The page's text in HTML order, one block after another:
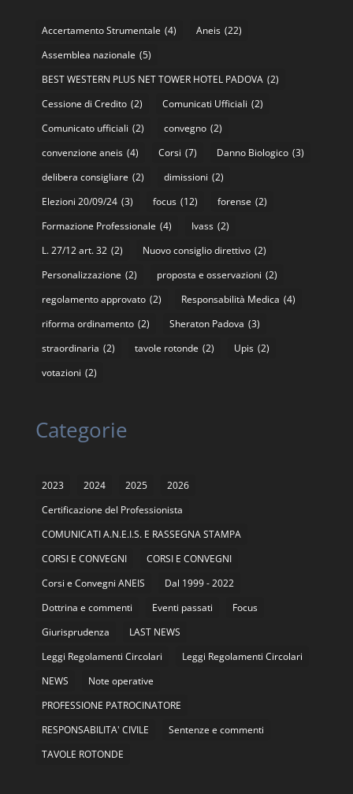
Accertamento Strumentale (4) Aneis (22)
Assemblea nazionale (5)
BEST WESTERN PLUS NET TOWER HOTEL PADOVA (2)
Cessione di Credito (2) Comunicati Ufficiali (2)
Comunicato ufficiali (2) convegno (2)
convenzione aneis (4) Corsi (7) Danno Biologico (3)
delibera consigliare (2) dimissioni (2)
Elezioni 20/09/24 (3) focus (12) forense (2)
Formazione Professionale (4) Ivass (2)
L. 27/12 art. 32 (2) Nuovo consiglio direttivo (2)
Personalizzazione (2) proposta e osservazioni (2)
regolamento approvato (2) Responsabilità Medica (4)
riforma ordinamento (2) Sheraton Padova (3)
straordinaria (2) tavole rotonde (2) Upis (2)
votazioni (2)
Categorie
2023 2024 2025
2026
Certificazione del Professionista
COMUNICATI A.N.E.I.S. E RASSEGNA STAMPA
CORSI E CONVEGNI
CORSI E CONVEGNI
Corsi e Convegni ANEIS
Dal 1999 - 2022
Dottrina e commenti
Eventi passati
Focus
Giurisprudenza
LAST NEWS
Leggi Regolamenti Circolari
Leggi Regolamenti Circolari
NEWS
Note operative
PROFESSIONE PATROCINATORE
RESPONSABILITA' CIVILE
Sentenze e commenti
TAVOLE ROTONDE